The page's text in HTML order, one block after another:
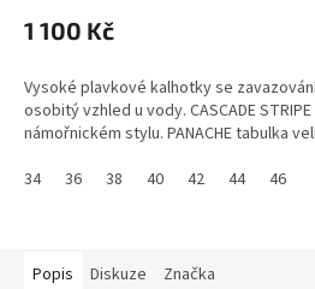
1 100 Kč
Vysoké plavkové kalhotky se
osobitý vzhled u vody. CASCADE
námořnickém stylu. PANACHE tabulka
34
36 38 40 42 44 46
Popis Diskuze Značka